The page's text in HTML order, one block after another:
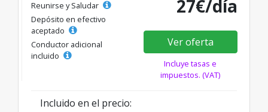
Reunirse y Saludar
Depósito en efectivo
aceptado
Conductor adicional
incluido
27€/día
Ver oferta
Incluye tasas e
impuestos. (VAT)
Incluido en el precio: